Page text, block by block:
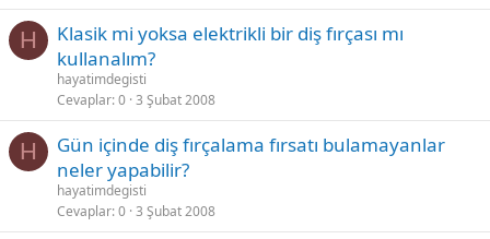
H
Klasik mi yoksa elektrikli bir diş fırçası mı
kullanalım?
hayatimdegisti
Cevaplar 0 3 Şubat 2008
H
Gün içinde diş fırçalama fırsatı bulamayanlar
neler yapabilir?
hayatimdegisti
Cevaplar 0 3 Şubat 2008